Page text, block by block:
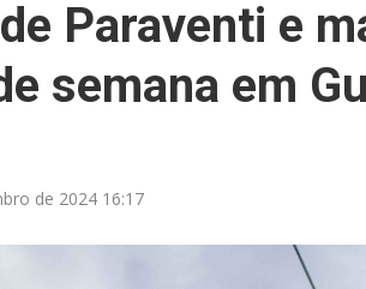
Paraventi e
semana em
de 2024 16:17